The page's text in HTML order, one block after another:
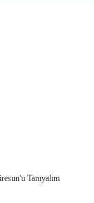
Tanıyalım